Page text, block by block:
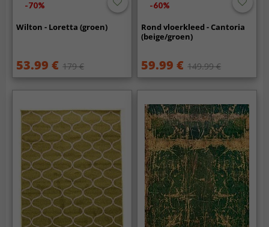
-70%
Wilton - Loretta (groen)
53.99 € 179 €
-60%
Rond vloerkleed - Cantoria
(beige/groen)
59.99 € 149.99 €